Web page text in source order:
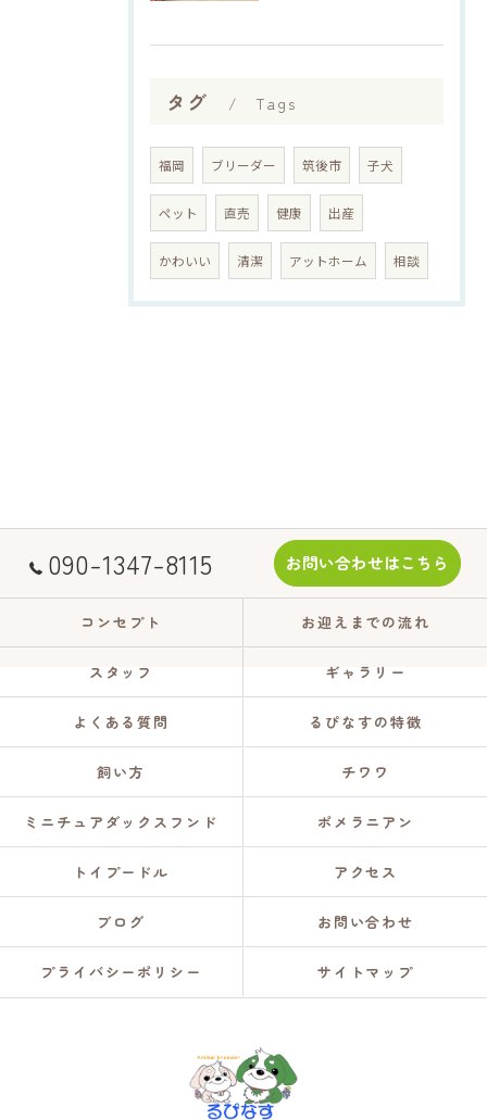
タグ Tags
福岡 ブリーダー 筑後市 子犬
ペット 直売 健康 出産
かわいい 清潔 アットホーム 相談
090-1347-8115 お問い合わせはこちら
コンセプト お迎えまでの流れ
スタッフ ギャラリー
よくある質問 るぴなすの特徴
飼い方 チワワ
ミニチュアダックスフンド ポメラニアン
トイプードル アクセス
ブログ お問い合わせ
プライバシーポリシー サイトマップ